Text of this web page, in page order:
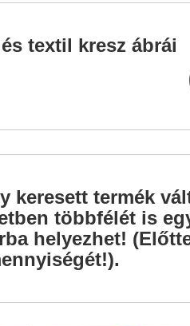
textil kresz ábrái
keresett termék
többfélét is
helyezhet!